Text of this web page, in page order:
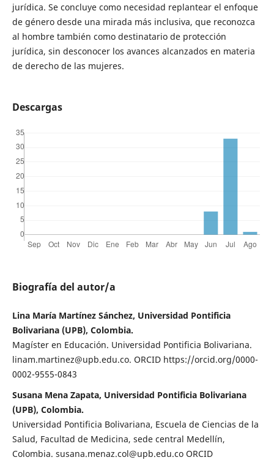
jurídica. Se concluye como necesidad replantear el enfoque
de género desde una mirada más inclusiva, que reconozca
al hombre también como destinatario de protección
jurídica, sin desconocer los avances alcanzados en materia
de derecho de las mujeres.
Descargas
Biografía del autor/a
Lina María Martínez Sánchez, Universidad Pontificia
Bolivariana (UPB), Colombia.
Magíster en Educación. Universidad Pontificia Bolivariana.
linam.martinez@upb.edu.co. ORCID https://orcid.org/0000-
0002-9555-0843
Susana Mena Zapata, Universidad Pontificia Bolivariana
(UPB), Colombia.
Universidad Pontificia Bolivariana, Escuela de Ciencias de la
Salud, Facultad de Medicina, sede central Medellín,
Colombia. susana.menaz.col@upb.edu.co ORCID